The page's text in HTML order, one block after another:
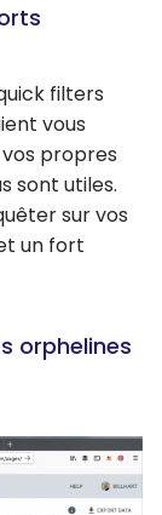
filters
vous
propres
sont utiles.
sur vos
un fort
orphelines